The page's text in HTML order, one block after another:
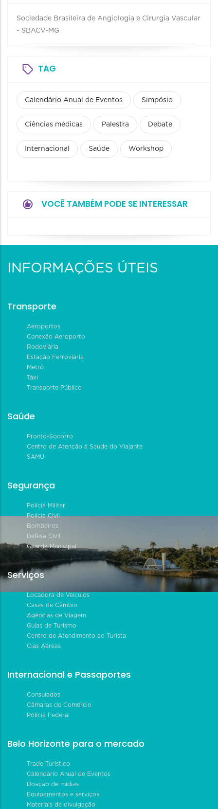
Sociedade Brasileira de Angiologia e Cirurgia Vascular
- SBACV-MG
TAG
Calendário Anual de Eventos Simpósio
Ciências médicas Palestra Debate
Internacional Saúde Workshop
VOCÊ TAMBÉM PODE SE INTERESSAR
INFORMAÇÕES ÚTEIS
Transporte
Aeroportos
Conexão Aeroporto
Rodoviária
Estação Ferroviária
Metrô
Táxi
Transporte Público
Saúde
Pronto-Socorro
Centro de Atenção à Saúde do Viajante
SAMU
Segurança
Polícia Militar
Polícia Civil
Bombeiros
Defesa Civil
Guarda Municipal
Serviços
Locadora de Veículos
Casas de Câmbio
Agências de Viagem
Guias de Turismo
Centro de Atendimento ao Turista
Cias Aéreas
Internacional e Passaportes
Consulados
Câmaras de Comércio
Polícia Federal
Belo Horizonte para o mercado
Trade Turístico
Calendário Anual de Eventos
Doação de mídias
Equipamentos e serviços
Materiais de divulgação